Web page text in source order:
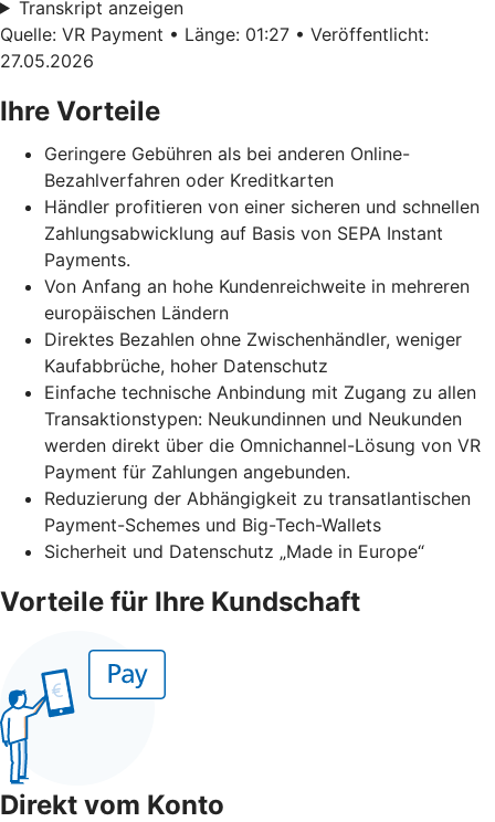
Transkript anzeigen
Quelle: VR Payment • Länge: 01:27 • Veröffentlicht:
27.05.2026
Ihre Vorteile
Geringere Gebühren als bei anderen Online-
Bezahlverfahren oder Kreditkarten
Händler profitieren von einer sicheren und schnellen
Zahlungsabwicklung auf Basis von SEPA Instant
Payments.
Von Anfang an hohe Kundenreichweite in mehreren
europäischen Ländern
Direktes Bezahlen ohne Zwischenhändler, weniger
Kaufabbrüche, hoher Datenschutz
Einfache technische Anbindung mit Zugang zu allen
Transaktionstypen: Neukundinnen und Neukunden
werden direkt über die Omnichannel-Lösung von VR
Payment für Zahlungen angebunden.
Reduzierung der Abhängigkeit zu transatlantischen
Payment-Schemes und Big-Tech-Wallets
Sicherheit und Datenschutz „Made in Europe“
Vorteile für Ihre Kundschaft
Direkt vom Konto